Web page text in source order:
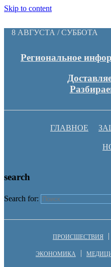
Skip to content
8 АВГУСТА / СУББОТА
Региональное
ГЛАВНОЕ
search
Search for:
ПРОИСШЕСТВИЯ
ЭКОНОМИКА